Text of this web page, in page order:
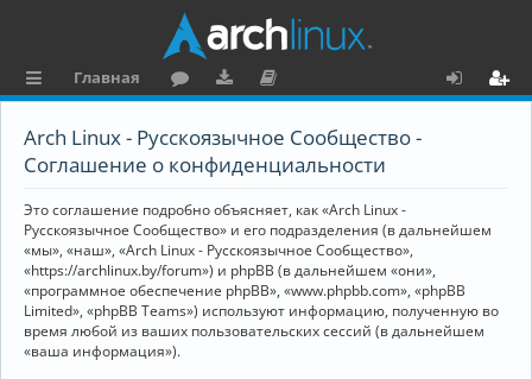
ы
к
и
Главная
ру
ру
и
ку
е
н
та
ц
Arch Linux - Русскоязычное Сообщество -
Соглашение о конфиденциальности
Это соглашение подробно объясняет, как «Arch Linux -
Русскоязычное Сообщество» и его подразделения (в дальнейшем
«мы», «наш», «Arch Linux - Русскоязычное Сообщество»,
«https://archlinux.by/forum») и phpBB (в дальнейшем «они»,
«программное обеспечение phpBB», «www.phpbb.com», «phpBB
Limited», «phpBB Teams») используют информацию, полученную во
время любой из ваших пользовательских сессий (в дальнейшем
«ваша информация»).